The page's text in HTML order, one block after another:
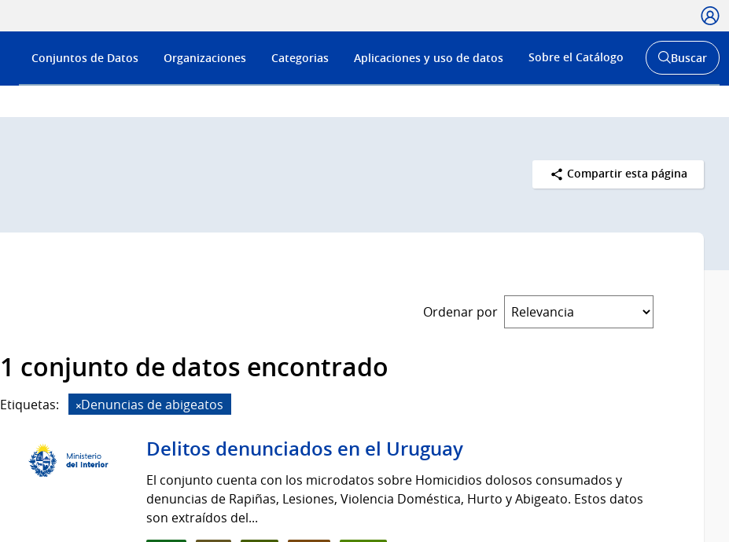
Menú
de
Conjuntos de Datos Organizaciones Categorias Aplicaciones y uso de datos Sobre el Catálogo
Abrir
buscador
Buscar
Compartir esta página
Ordenar por
1 conjunto de datos encontrado
Etiquetas: Denuncias de abigeatos
Delitos denunciados en el Uruguay
El conjunto cuenta con los microdatos sobre Homicidios dolosos consumados y
denuncias de Rapiñas, Lesiones, Violencia Doméstica, Hurto y Abigeato. Estos datos
son extraídos del...